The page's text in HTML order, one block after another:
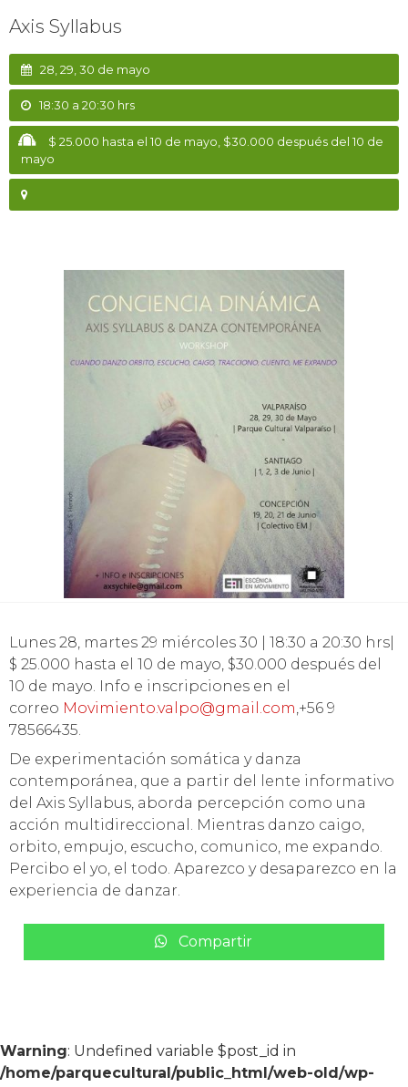
Axis Syllabus
28, 29, 30 de mayo
18:30 a 20:30 hrs
$ 25.000 hasta el 10 de mayo, $30.000 después del 10 de
mayo
Lunes 28, martes 29 miércoles 30 | 18:30 a 20:30 hrs|
$ 25.000 hasta el 10 de mayo, $30.000 después del
10 de mayo. Info e inscripciones en el
correo Movimiento.valpo@gmail.com ,+56 9
78566435.
De experimentación somática y danza
contemporánea, que a partir del lente informativo
del Axis Syllabus, aborda percepción como una
acción multidireccional. Mientras danzo caigo,
orbito, empujo, escucho, comunico, me expando.
Percibo el yo, el todo. Aparezco y desaparezco en la
experiencia de danzar.
Compartir
Warning: Undefined variable $post_id in
/home/parquecultural/public_html/web-old/wp-